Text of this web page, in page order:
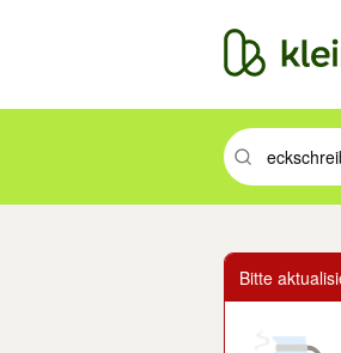
Suchbegriff
Bitte